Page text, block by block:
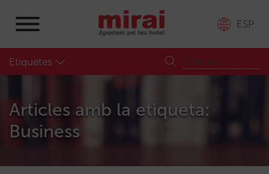
ESP
Etiquetes
Articles amb la etiqueta:
Business